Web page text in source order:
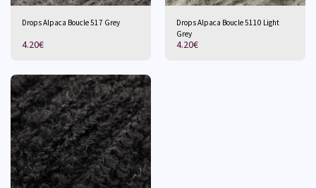
Drops Alpaca Boucle 517 Grey
4.20€
Drops Alpaca Boucle 5110 Light
Grey
4.20€